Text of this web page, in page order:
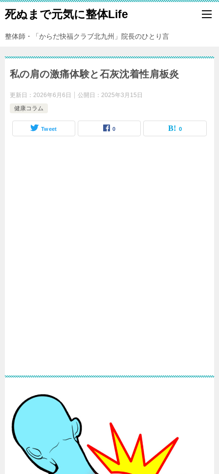
死ぬまで元気に整体Life
整体師・「からだ快福クラブ北九州」院長のひとり言
私の肩の激痛体験と石灰沈着性肩板炎
更新日： 2026年6月6日 公開日： 2025年3月15日
健康コラム
Tweet 0 0